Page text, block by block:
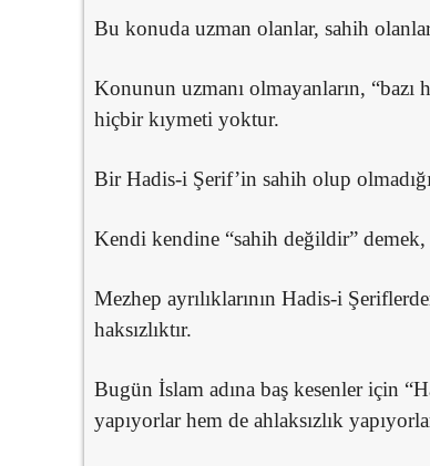
Bu konuda uzman olanlar, sahih
Konunun uzmanı olmayanların,
hiçbir kıymeti yoktur.
Bir Hadis-i Şerif’in sahih olup
Kendi kendine “sahih değildir”
Mezhep ayrılıklarının Hadis-i
haksızlıktır.
Bugün İslam adına baş kesenler için
yapıyorlar hem de ahlaksızlık